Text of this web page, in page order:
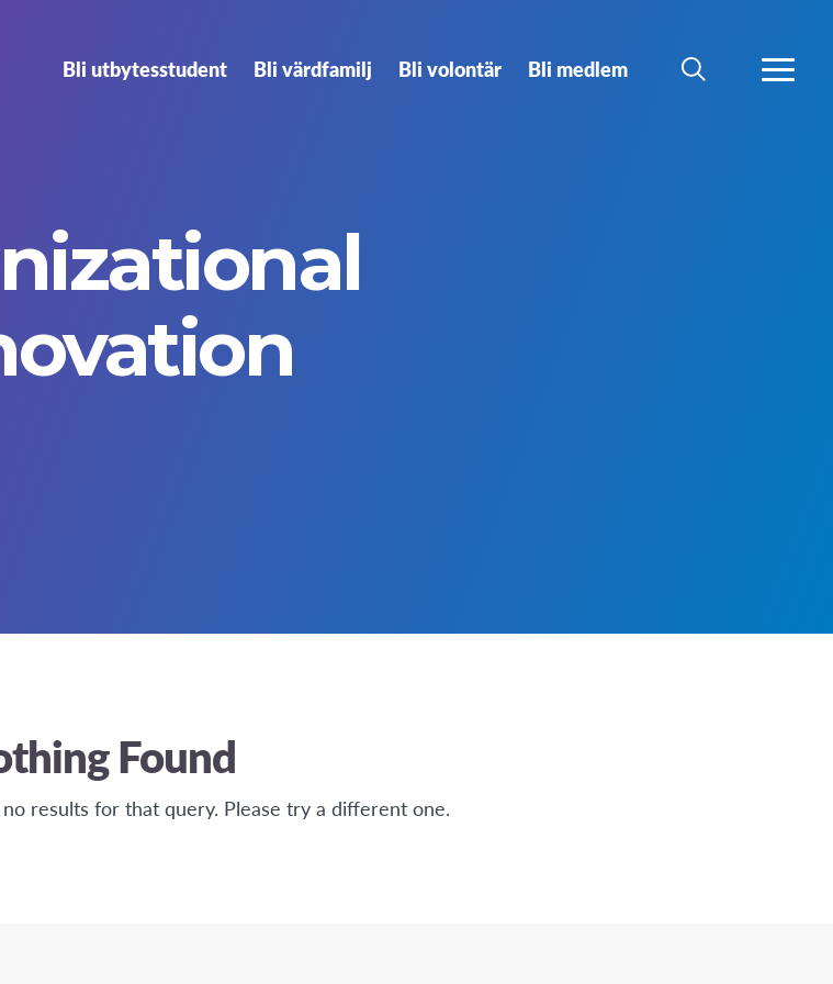
Bli utbytesstudent Bli värdfamilj Bli volontär Bli medlem
SÖK MER
Found
results for that query. Please try a different one.